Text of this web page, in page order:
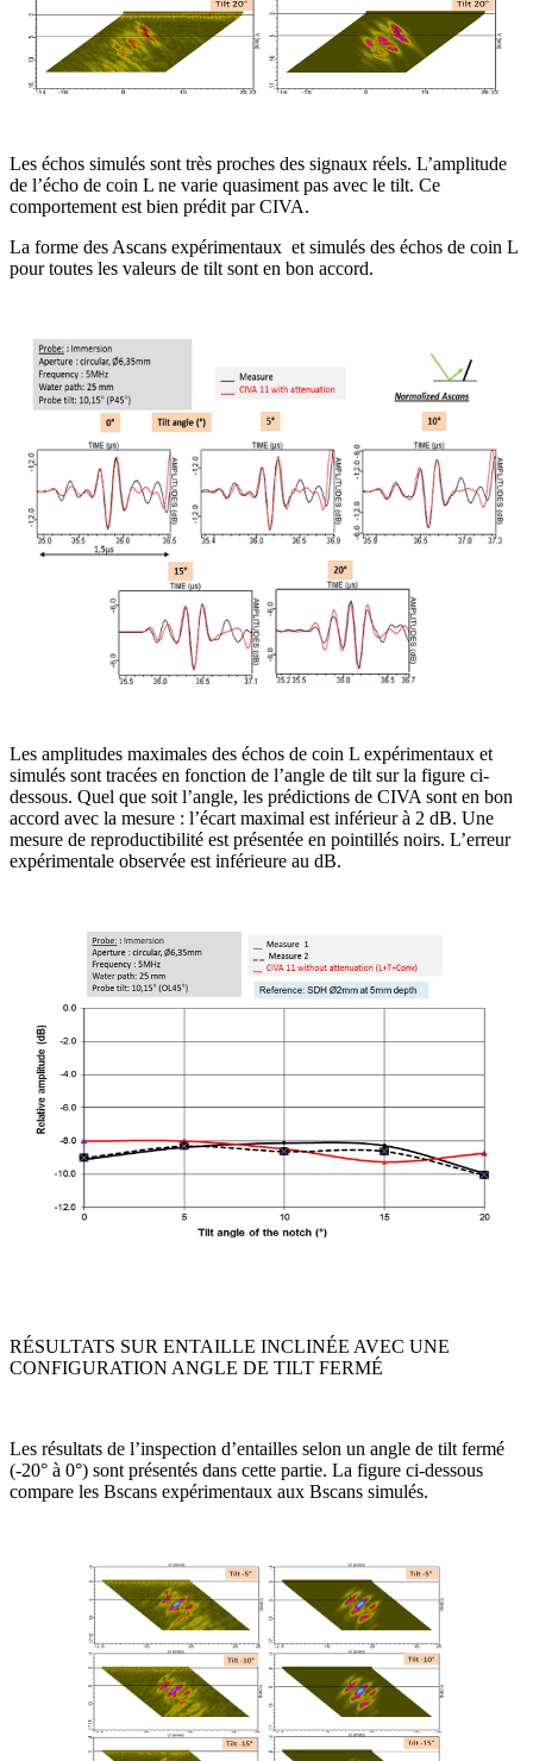
Les échos simulés sont très proches des signaux réels. L’amplitude
de l’écho de coin L ne varie quasiment pas avec le tilt. Ce
comportement est bien prédit par CIVA.
La forme des Ascans expérimentaux et simulés des échos de coin L
pour toutes les valeurs de tilt sont en bon accord.
Les amplitudes maximales des échos de coin L expérimentaux et
simulés sont tracées en fonction de l’angle de tilt sur la figure ci-
dessous. Quel que soit l’angle, les prédictions de CIVA sont en bon
accord avec la mesure : l’écart maximal est inférieur à 2 dB. Une
mesure de reproductibilité est présentée en pointillés noirs. L’erreur
expérimentale observée est inférieure au dB.
RÉSULTATS SUR ENTAILLE INCLINÉE AVEC UNE
CONFIGURATION ANGLE DE TILT FERMÉ
Les résultats de l’inspection d’entailles selon un angle de tilt fermé
(-20° à 0°) sont présentés dans cette partie. La figure ci-dessous
compare les Bscans expérimentaux aux Bscans simulés.